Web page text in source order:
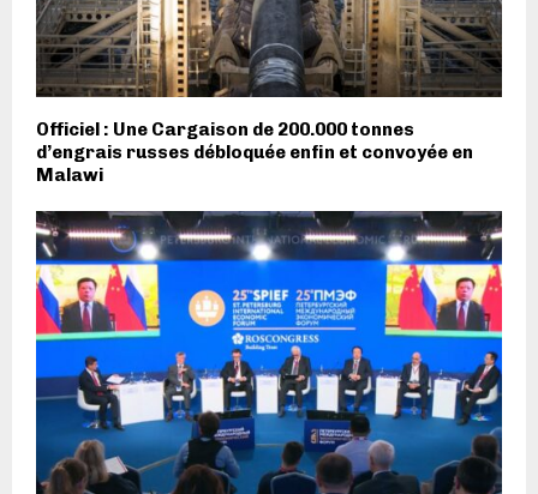
Officiel : Une Cargaison de 200.000 tonnes
d’engrais russes débloquée enfin et convoyée en
Malawi